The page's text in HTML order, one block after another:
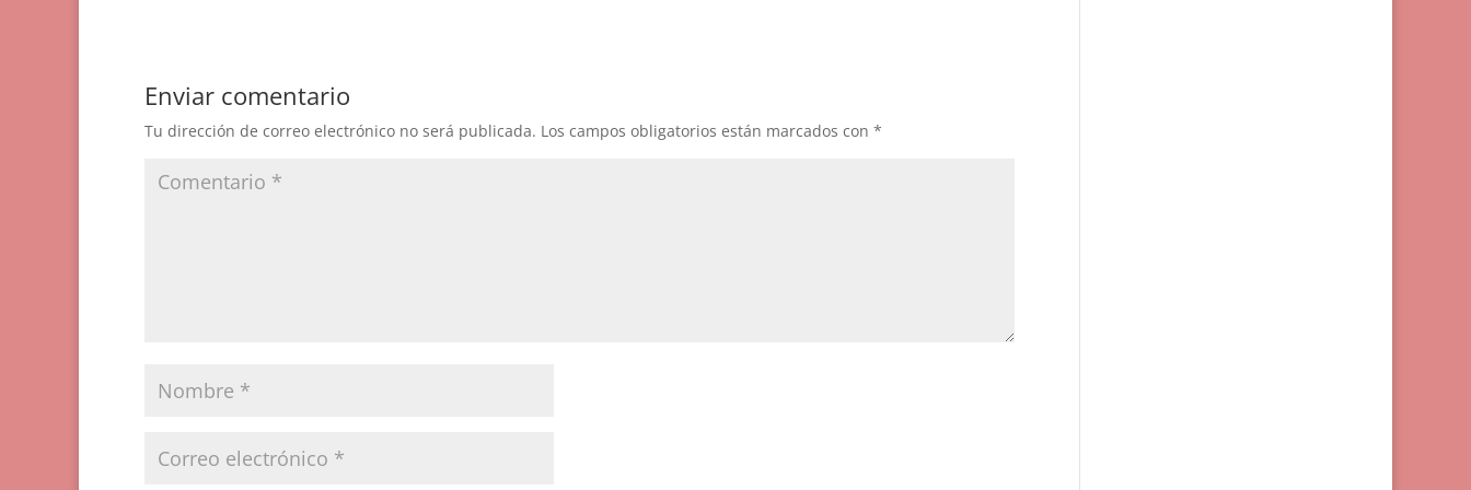
Enviar comentario
Tu dirección de correo electrónico no será publicada. Los campos obligatorios están marcados con *